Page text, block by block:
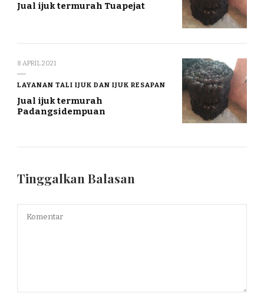
Jual ijuk termurah Tuapejat
8 APRIL 2021
LAYANAN TALI IJUK DAN IJUK RESAPAN
Jual ijuk termurah
Padangsidempuan
Tinggalkan Balasan